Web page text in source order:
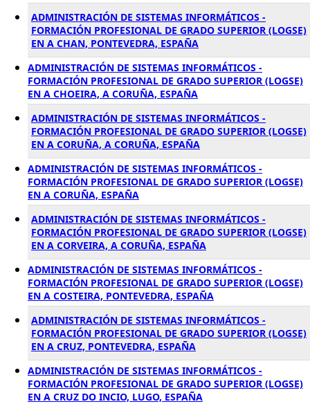
ADMINISTRACIÓN DE SISTEMAS INFORMÁTICOS -
FORMACIÓN PROFESIONAL DE GRADO SUPERIOR (LOGSE)
EN A CHAN, PONTEVEDRA, ESPAÑA
ADMINISTRACIÓN DE SISTEMAS INFORMÁTICOS -
FORMACIÓN PROFESIONAL DE GRADO SUPERIOR (LOGSE)
EN A CHOEIRA, A CORUÑA, ESPAÑA
ADMINISTRACIÓN DE SISTEMAS INFORMÁTICOS -
FORMACIÓN PROFESIONAL DE GRADO SUPERIOR (LOGSE)
EN A CORUÑA, A CORUÑA, ESPAÑA
ADMINISTRACIÓN DE SISTEMAS INFORMÁTICOS -
FORMACIÓN PROFESIONAL DE GRADO SUPERIOR (LOGSE)
EN A CORUÑA, ESPAÑA
ADMINISTRACIÓN DE SISTEMAS INFORMÁTICOS -
FORMACIÓN PROFESIONAL DE GRADO SUPERIOR (LOGSE)
EN A CORVEIRA, A CORUÑA, ESPAÑA
ADMINISTRACIÓN DE SISTEMAS INFORMÁTICOS -
FORMACIÓN PROFESIONAL DE GRADO SUPERIOR (LOGSE)
EN A COSTEIRA, PONTEVEDRA, ESPAÑA
ADMINISTRACIÓN DE SISTEMAS INFORMÁTICOS -
FORMACIÓN PROFESIONAL DE GRADO SUPERIOR (LOGSE)
EN A CRUZ, PONTEVEDRA, ESPAÑA
ADMINISTRACIÓN DE SISTEMAS INFORMÁTICOS -
FORMACIÓN PROFESIONAL DE GRADO SUPERIOR (LOGSE)
EN A CRUZ DO INCIO, LUGO, ESPAÑA